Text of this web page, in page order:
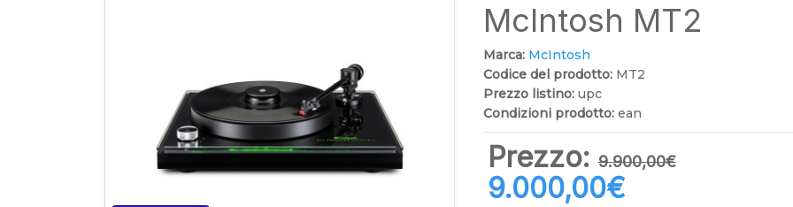
McIntosh MT2
Marca: McIntosh
Codice del prodotto: MT2
Prezzo listino: upc
Condizioni prodotto: ean
Prezzo:9.900,00‎€
9.000,00‎€